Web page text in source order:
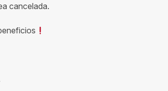
cancelada.